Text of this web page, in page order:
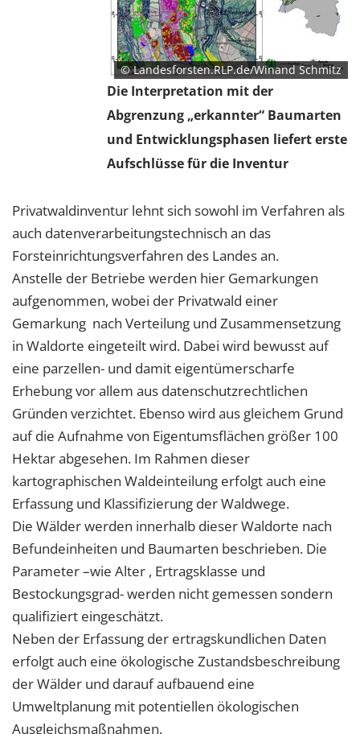
© Landesforsten.RLP.de/Winand Schmitz
Die Interpretation mit der
Abgrenzung „erkannter“ Baumarten
und Entwicklungsphasen liefert erste
Aufschlüsse für die Inventur
Privatwaldinventur lehnt sich sowohl im Verfahren als
auch datenverarbeitungstechnisch an das
Forsteinrichtungsverfahren des Landes an.
Anstelle der Betriebe werden hier Gemarkungen
aufgenommen, wobei der Privatwald einer
Gemarkung nach Verteilung und Zusammensetzung
in Waldorte eingeteilt wird. Dabei wird bewusst auf
eine parzellen- und damit eigentümerscharfe
Erhebung vor allem aus datenschutzrechtlichen
Gründen verzichtet. Ebenso wird aus gleichem Grund
auf die Aufnahme von Eigentumsflächen größer 100
Hektar abgesehen. Im Rahmen dieser
kartographischen Waldeinteilung erfolgt auch eine
Erfassung und Klassifizierung der Waldwege.
Die Wälder werden innerhalb dieser Waldorte nach
Befundeinheiten und Baumarten beschrieben. Die
Parameter –wie Alter , Ertragsklasse und
Bestockungsgrad- werden nicht gemessen sondern
qualifiziert eingeschätzt.
Neben der Erfassung der ertragskundlichen Daten
erfolgt auch eine ökologische Zustandsbeschreibung
der Wälder und darauf aufbauend eine
Umweltplanung mit potentiellen ökologischen
Ausgleichsmaßnahmen.